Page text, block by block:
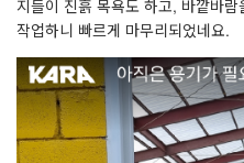
지들이 진흙 목욕도 하고, 바깥바
작업하니 빠르게 마무리되었네요.